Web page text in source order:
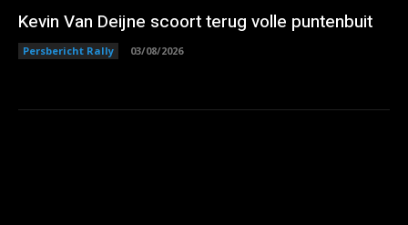
Kevin Van Deijne scoort terug volle puntenbuit
Persbericht Rally 03/08/2026